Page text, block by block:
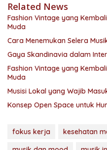
Related News
Fashion Vintage yang
Muda
Cara Menemukan Selera
Gaya Skandinavia dalam
Fashion Vintage yang
Muda
Musisi Lokal yang Wajib
Konsep Open Space untuk
fokus kerja kesehatan